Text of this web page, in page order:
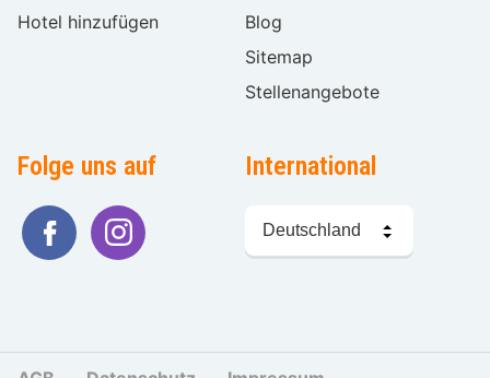
Hotel hinzufügen
Blog
Sitemap
Stellenangebote
Folge uns auf International
wählen